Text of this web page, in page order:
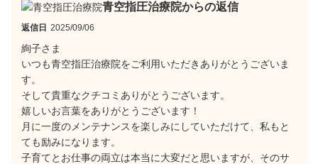
青空指圧治療院からの返信
返信日 2025/09/06
絢子さま
いつも青空指圧治療院をご利用いただきありがとうございま
す。
そして貴重なクチコミありがとうございます。
嬉しいお言葉をありがとうございます！
月に一度のメンテナンスを楽しみにしていただけて、私もと
ても励みになります。
子育てとお仕事の両立は本当に大変だと思いますが、そのサ